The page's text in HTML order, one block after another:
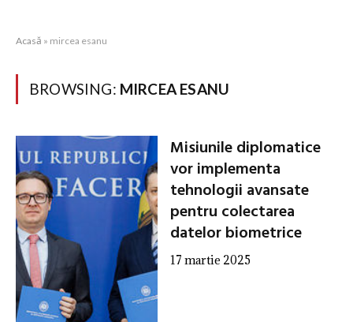
Acasă » mircea esanu
BROWSING: MIRCEA ESANU
Misiunile diplomatice
vor implementa
tehnologii avansate
pentru colectarea
datelor biometrice
17 martie 2025